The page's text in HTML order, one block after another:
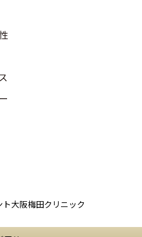
大阪梅田クリニック